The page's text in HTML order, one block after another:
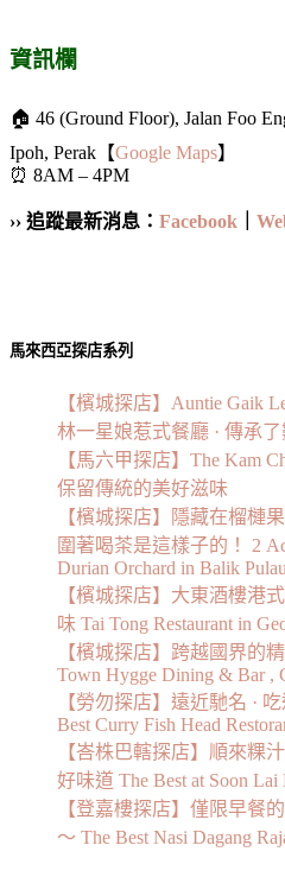
資訊欄
🏠 46 (Ground Floor), Jalan Foo
Ipoh, Perak【Google Maps】
⏰ 8AM – 4PM
›› 追蹤最新消息： Facebook
馬來西亞探店系列
【檳城探店】Auntie Gaik
林一星娘惹式餐廳 · 傳承
【馬六甲探店】The Kam
保留傳統的美好滋味
【檳城探店】隱藏在榴槤
圍著喝茶是這樣子的！ 2
Durian Orchard in Balik Pulau
【檳城探店】大東酒樓港
味 Tai Tong Restaurant in
【檳城探店】跨越國界的
Town Hygge Dining & Bar ,
【勞勿探店】遠近馳名 ·
Best Curry Fish Head
【峇株巴轄探店】順來粿
好味道 The Best at Soon Lai
【登嘉樓探店】僅限早餐
～ The Best Nasi Dagang